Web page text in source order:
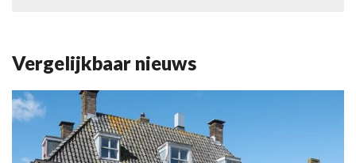
Vergelijkbaar nieuws